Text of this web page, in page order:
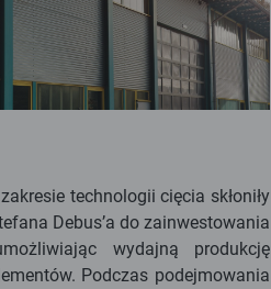
technologii cięcia skłoniły
Debus’a do zainwestowania
wydajną produkcję
Podczas podejmowania